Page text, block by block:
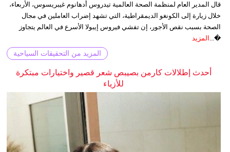
قال المدير العام لمنظمة الصحة العالمية تيدروس أدهانوم غيبريسوس، الأربعاء،
خلال زيارة إلى الكونغو الديمقراطية، التي تشهد إضراب العاملين في مجال
الصحة بسبب نقص الأجور، إن تفشي فيروس إيبولا الأسرع في العالم يتجاوز
�... المزيد
المزيد من التحقيقات السياحية
أحدث إطلالات كارمن بصيبص شعر قصير واختيارات مبتكرة
للأزياء